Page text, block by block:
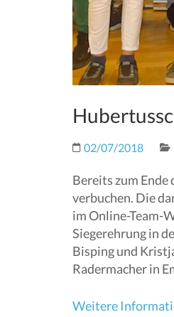
02/07/2018
Bereits zum
verbuchen. Die
im Online-Team-
Siegerehrung in
Bisping und
Radermacher in
Weitere